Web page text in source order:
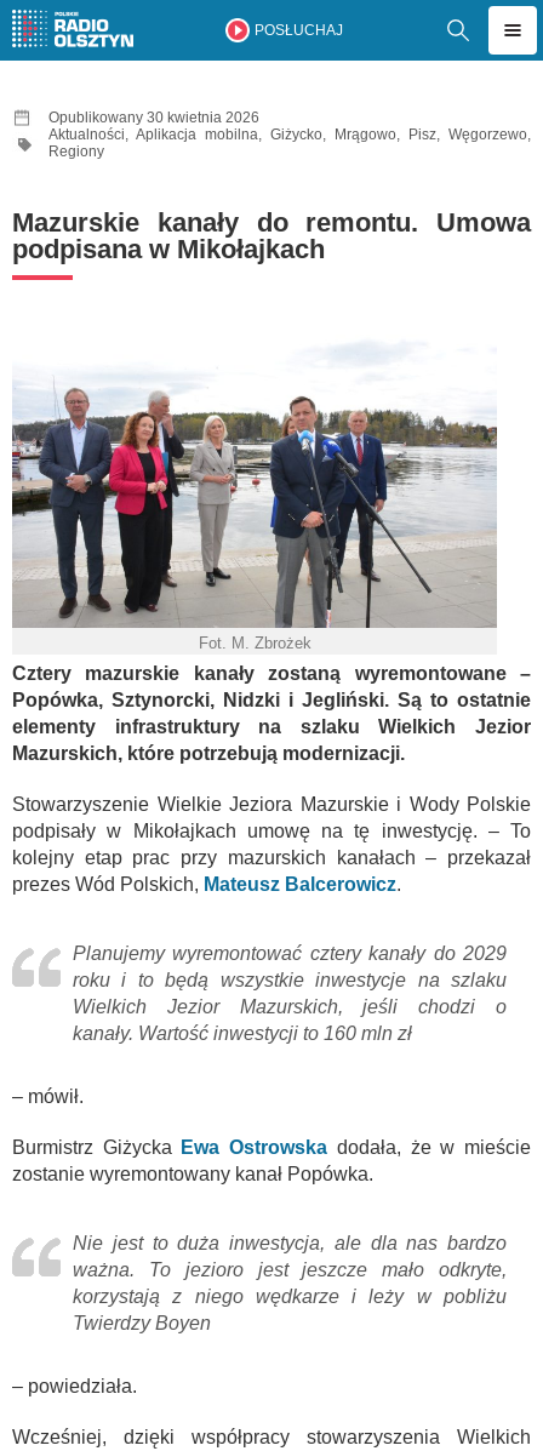
POSŁUCHAJ
Opublikowany 30 kwietnia 2026
Aktualności, Aplikacja mobilna, Giżycko, Mrągowo, Pisz, Węgorzewo,
Regiony
Mazurskie kanały do remontu. Umowa
podpisana w Mikołajkach
Fot. M. Zbrożek
Cztery mazurskie kanały zostaną wyremontowane –
Popówka, Sztynorcki, Nidzki i Jegliński. Są to ostatnie
elementy infrastruktury na szlaku Wielkich Jezior
Mazurskich, które potrzebują modernizacji.
Stowarzyszenie Wielkie Jeziora Mazurskie i Wody Polskie
podpisały w Mikołajkach umowę na tę inwestycję. – To
kolejny etap prac przy mazurskich kanałach – przekazał
prezes Wód Polskich, Mateusz Balcerowicz.
Planujemy wyremontować cztery kanały do 2029
roku i to będą wszystkie inwestycje na szlaku
Wielkich Jezior Mazurskich, jeśli chodzi o
kanały. Wartość inwestycji to 160 mln zł
– mówił.
Burmistrz Giżycka Ewa Ostrowska dodała, że w mieście
zostanie wyremontowany kanał Popówka.
Nie jest to duża inwestycja, ale dla nas bardzo
ważna. To jezioro jest jeszcze mało odkryte,
korzystają z niego wędkarze i leży w pobliżu
Twierdzy Boyen
– powiedziała.
Wcześniej, dzięki współpracy stowarzyszenia Wielkich